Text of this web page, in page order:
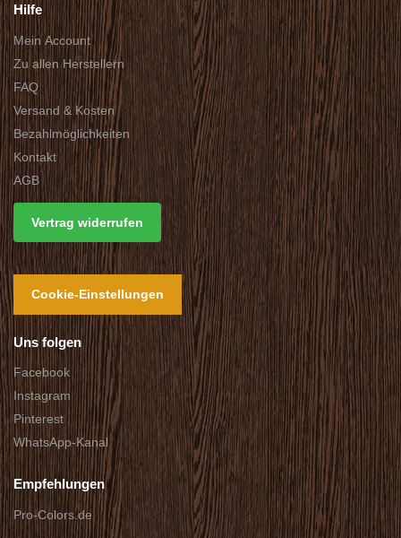
Hilfe
Mein Account
Zu allen Herstellern
FAQ
Versand & Kosten
Bezahlmöglichkeiten
Kontakt
AGB
Vertrag widerrufen
Cookie-Einstellungen
Uns folgen
Facebook
Instagram
Pinterest
WhatsApp-Kanal
Empfehlungen
Pro-Colors.de